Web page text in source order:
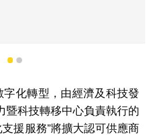
1 2
化轉型，由經濟及科技發
暨科技轉移中心負責執行的
援服務”將擴大認可供應商